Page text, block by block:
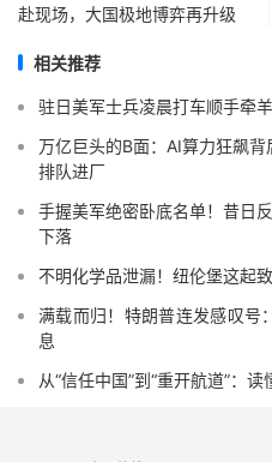
赴现场，大国极地博弈再升级
相关推荐
驻日美军士兵凌晨打车顺手牵
万亿巨头的B面：AI算力狂飙
排队进厂
手握美军绝密卧底名单！昔日
下落
不明化学品泄漏！纽伦堡这起
满载而归！特朗普连发感叹号
息
从“信任中国”到“重开航道”：